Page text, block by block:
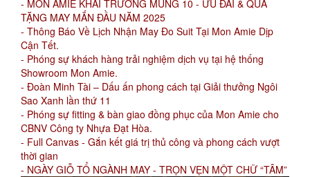
- MON AMIE KHAI TRƯƠNG MÙNG 10 - ƯU ĐÃI & QUÀ
TẶNG MAY MẮN ĐẦU NĂM 2025
- Thông Báo Về Lịch Nhận May Đo Suit Tại Mon Amie Dịp
Cận Tết.
- Phóng sự khách hàng trải nghiệm dịch vụ tại hệ thống
Showroom Mon Amie.
- Đoàn Minh Tài – Dấu ấn phong cách tại Giải thưởng Ngôi
Sao Xanh lần thứ 11
- Phóng sự fitting & bàn giao đồng phục của Mon Amie cho
CBNV Công ty Nhựa Đạt Hòa.
- Full Canvas - Gắn kết giá trị thủ công và phong cách vượt
thời gian
- NGÀY GIỖ TỔ NGÀNH MAY - TRỌN VẸN MỘT CHỮ “TÂM”